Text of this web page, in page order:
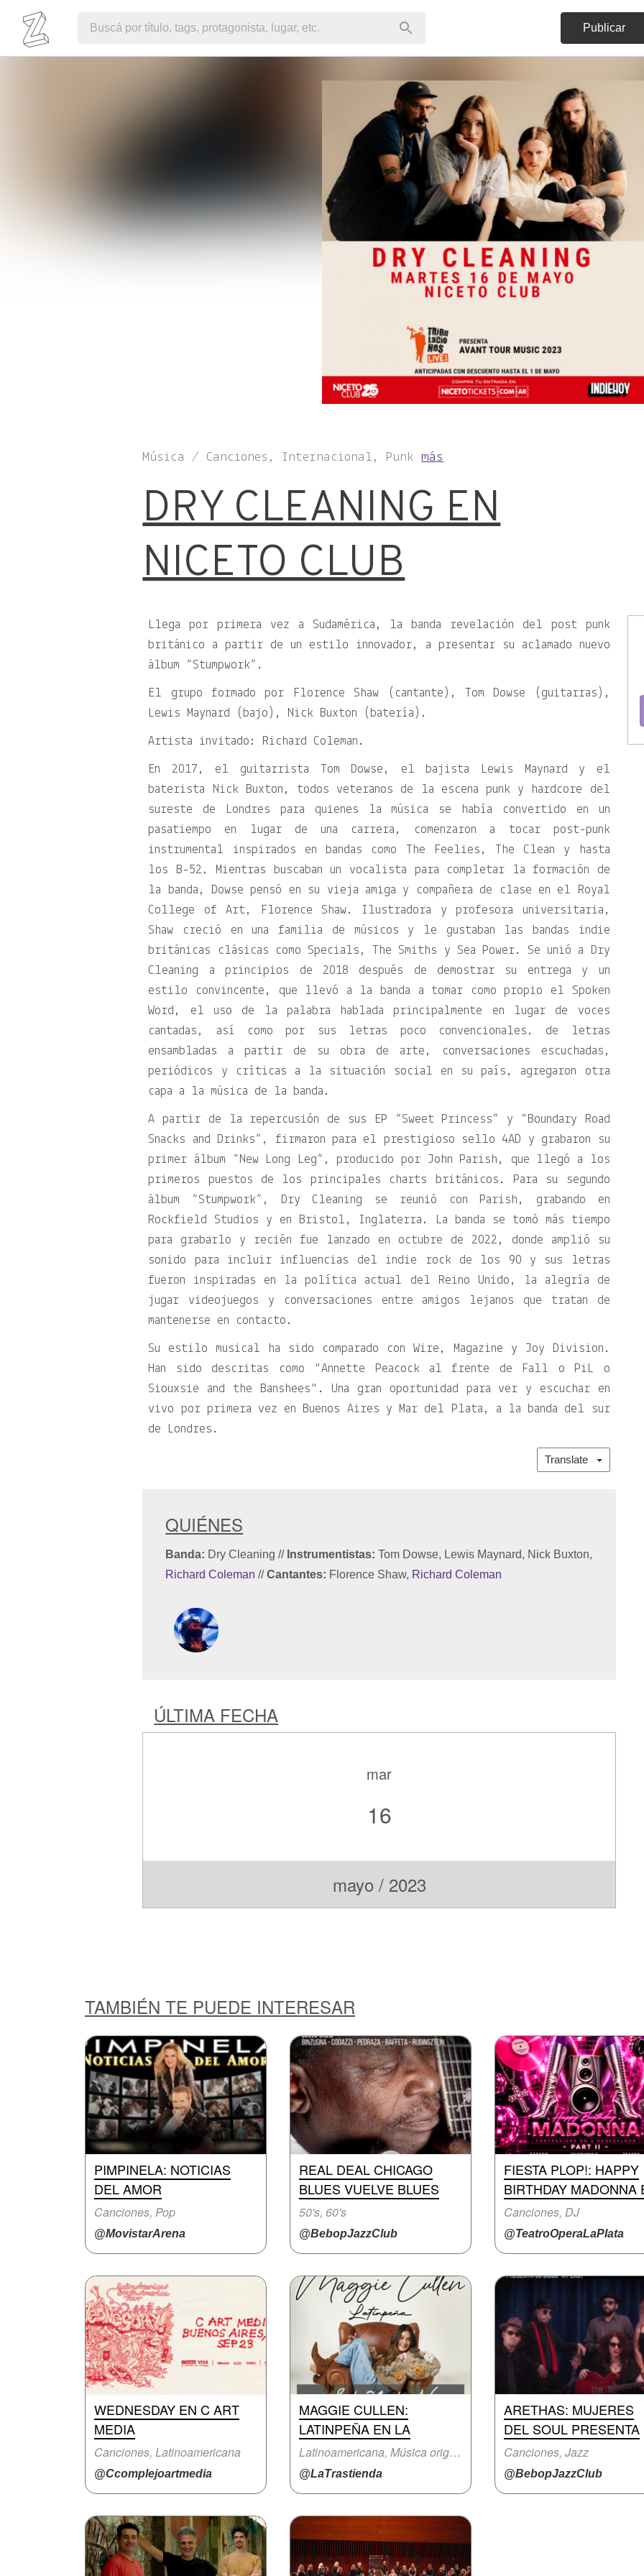
Publicar
Música / Canciones, Internacional, Punkmás
DRY CLEANING EN
NICETO CLUB
Llega por primera vez a Sudamérica, la banda revelación del post punk
británico a partir de un estilo innovador, a presentar su aclamado nuevo
álbum “Stumpwork”.
El grupo formado por Florence Shaw (cantante), Tom Dowse (guitarras),
Lewis Maynard (bajo), Nick Buxton (batería).
Artista invitado: Richard Coleman.
En 2017, el guitarrista Tom Dowse, el bajista Lewis Maynard y el
baterista Nick Buxton, todos veteranos de la escena punk y hardcore del
sureste de Londres para quienes la música se había convertido en un
pasatiempo en lugar de una carrera, comenzaron a tocar post-punk
instrumental inspirados en bandas como The Feelies, The Clean y hasta
los B-52. Mientras buscaban un vocalista para completar la formación de
la banda, Dowse pensó en su vieja amiga y compañera de clase en el Royal
College of Art, Florence Shaw. Ilustradora y profesora universitaria,
Shaw creció en una familia de músicos y le gustaban las bandas indie
británicas clásicas como Specials, The Smiths y Sea Power. Se unió a Dry
Cleaning a principios de 2018 después de demostrar su entrega y un
estilo convincente, que llevó a la banda a tomar como propio el Spoken
Word, el uso de la palabra hablada principalmente en lugar de voces
cantadas, así como por sus letras poco convencionales. de letras
ensambladas a partir de su obra de arte, conversaciones escuchadas,
periódicos y críticas a la situación social en su país, agregaron otra
capa a la música de la banda.
A partir de la repercusión de sus EP “Sweet Princess” y “Boundary Road
Snacks and Drinks”, firmaron para el prestigioso sello 4AD y grabaron su
primer álbum “New Long Leg”, producido por John Parish, que llegó a los
primeros puestos de los principales charts británicos. Para su segundo
álbum “Stumpwork”, Dry Cleaning se reunió con Parish, grabando en
Rockfield Studios y en Bristol, Inglaterra. La banda se tomó más tiempo
para grabarlo y recién fue lanzado en octubre de 2022, donde amplió su
sonido para incluir influencias del indie rock de los 90 y sus letras
fueron inspiradas en la política actual del Reino Unido, la alegría de
jugar videojuegos y conversaciones entre amigos lejanos que tratan de
mantenerse en contacto.
Su estilo musical ha sido comparado con Wire, Magazine y Joy Division.
Han sido descritas como
Annette Peacock al frente de Fall o PiL o
Siouxsie and the Banshees
. Una gran oportunidad para ver y escuchar en
vivo por primera vez en Buenos Aires y Mar del Plata, a la banda del sur
de Londres.
Translate
QUIÉNES
Banda: Dry Cleaning// Instrumentistas: Tom Dowse, Lewis Maynard, Nick Buxton,
Richard Coleman // Cantantes: Florence Shaw, Richard Coleman
ÚLTIMA FECHA
mar
16
mayo / 2023
TAMBIÉN TE PUEDE INTERESAR
PIMPINELA: NOTICIAS
DEL AMOR
Canciones, Pop
@MovistarArena
REAL DEAL CHICAGO
BLUES VUELVE BLUES
50's, 60's
@BebopJazzClub
FIESTA PLOP!: HAPPY
BIRTHDAY MADONNA
Canciones, DJ
@TeatroOperaLaPlata
WEDNESDAY EN C ART
MEDIA
Canciones, Latinoamericana
@Ccomplejoartmedia
MAGGIE CULLEN:
LATINPEÑA EN LA
Latinoamericana, Música original
@LaTrastienda
ARETHAS: MUJERES
DEL SOUL PRESENTA
Canciones, Jazz
@BebopJazzClub